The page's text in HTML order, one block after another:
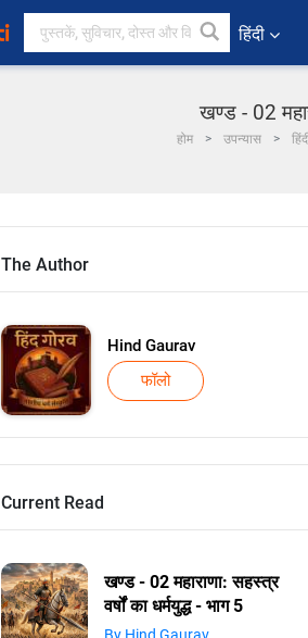
हिंदी
खण्ड - 02
होम उपन्यास
The Author
Hind Gaurav
फॉलो
Current Read
खण्ड - 02 महाराणा: सहस्त्र
वर्षों का धर्मयुद्ध - भाग 5